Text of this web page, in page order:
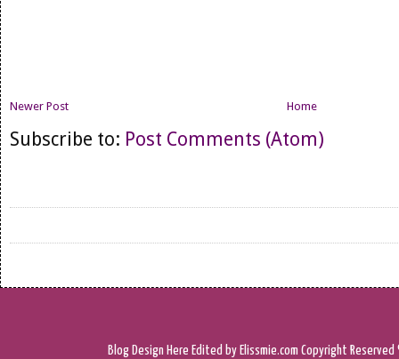
Newer Post Home
Subscribe to: Post Comments (Atom)
Blog Design Here Edited by Elissmie.com Copyright Reserved